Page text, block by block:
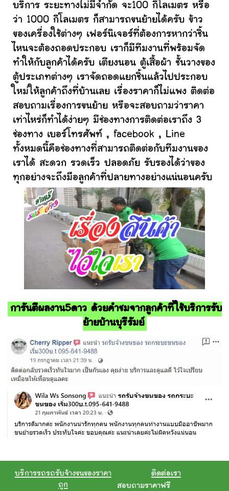
บริการ ระยะทางไม่มีจำกัด จะ100 กิโลเมตร หรือ
ว่า 1000 กิโลเมตร ก็สามารถขนย้ายได้ครับ ข้าว
ของเครื่องใช้ต่างๆ เฟอร์นิเจอร์ที่ต้องการหากว่าชิ้น
ไหนจะต้องถอดประกอบ เราก็มีทีมงานที่พร้อมจัด
ทำให้กับลูกค้าได้ครับ เตียงนอน ตู้เสื้อผ้า ชั้นวางของ
ตู้ประเภทต่างๆ เราจัดถอดแยกชิ้นแล้วไปประกอบ
ใหม่ให้ลูกค้าถึงที่บ้านเลย เรื่องราคาก็ไม่แพง ติดต่อ
สอบถามเรื่องการขนย้าย หรือจะสอบถามว่าราคา
เท่าไหร่ก็ทำได้ง่ายๆ มีช่องทางการติดต่อเราถึง 3
ช่องทาง เบอร์โทรศัพท์ , facebook , Line
ทั้งหมดนี้คือช่องทางที่สามารถติดต่อกับทีมงานของ
เราได้ สะดวก รวดเร็ว ปลอดภัย รับรองได้ว่าของ
ทุกอย่างจะถึงมือลูกค้าที่ปลายทางอย่างแน่นอนครับ
การันตีผลงาน5ดาว ด้วยคำชมจากลูกค้าที่ใช้บริการรับ
ย้ายบ้านบุรีรัมย์
บริการรถรถรับจ้างขนของราคา
ถูก
ติดต่อเรา
สอบถามราคาฟรี